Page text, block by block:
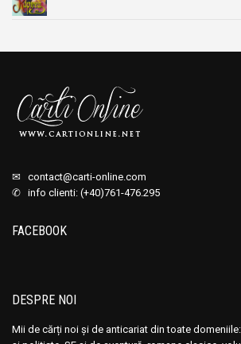
✉ contact@carti-online.com
✆ info clienti: (+40)761-476.295
FACEBOOK
DESPRE NOI
Mii de cărți noi și de anticariat din toate